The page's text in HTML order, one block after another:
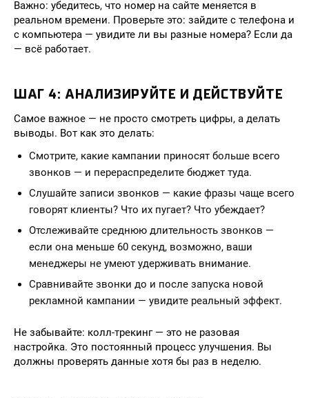
Важно: убедитесь, что номер на сайте меняется в
реальном времени. Проверьте это: зайдите с телефона и
с компьютера — увидите ли вы разные номера? Если да
— всё работает.
ШАГ 4: АНАЛИЗИРУЙТЕ И ДЕЙСТВУЙТЕ
Самое важное — не просто смотреть цифры, а делать
выводы. Вот как это делать:
Смотрите, какие кампании приносят больше всего
звонков — и перераспределите бюджет туда.
Слушайте записи звонков — какие фразы чаще всего
говорят клиенты? Что их пугает? Что убеждает?
Отслеживайте среднюю длительность звонков —
если она меньше 60 секунд, возможно, ваши
менеджеры не умеют удерживать внимание.
Сравнивайте звонки до и после запуска новой
рекламной кампании — увидите реальный эффект.
Не забывайте: колл-трекинг — это не разовая
настройка. Это постоянный процесс улучшения. Вы
должны проверять данные хотя бы раз в неделю.